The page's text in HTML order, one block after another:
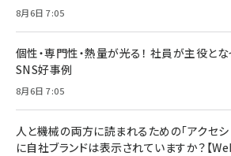
8月6日 7:05
個性・専門性・熱量が光る！ 社員が主役と
SNS好事例
8月6日 7:05
人と機械の両方に読まれるための「アクセシ
に自社ブランドは表示されていますか？【